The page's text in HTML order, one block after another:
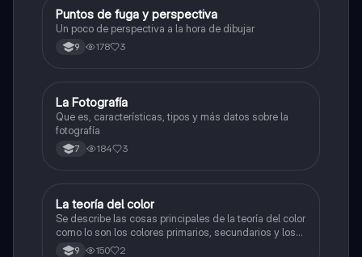
Artes
Puntos de fuga y perspectiva
Un poco de perspectiva a la hora de dibujar
9 178 3
Artes
La Fotografía
Que es, características, tipos y más datos sobre la
fotografía
7 184 3
Artes
La teoría del color
Se describe las cosas principales de la teoría del color
como lo son los colores primarios, secundarios y los
colores cálidos y fríos es un resumen y sus ejemplos
9 150 2